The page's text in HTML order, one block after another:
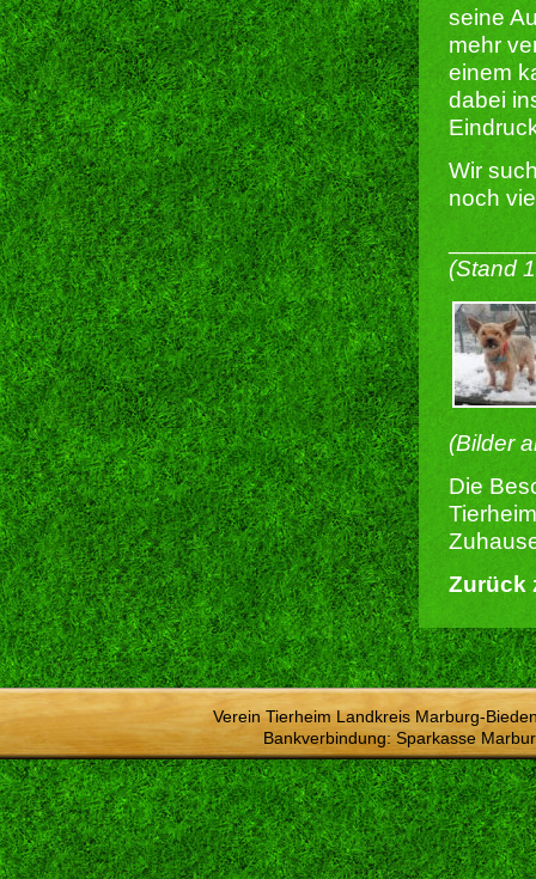
seine
mehr
einem
dabei
Wir
noch
(Stand
(Bilder
Die
Zurück
Verein Tierheim Landkreis Marburg-
Bankverbindung: Sparkasse